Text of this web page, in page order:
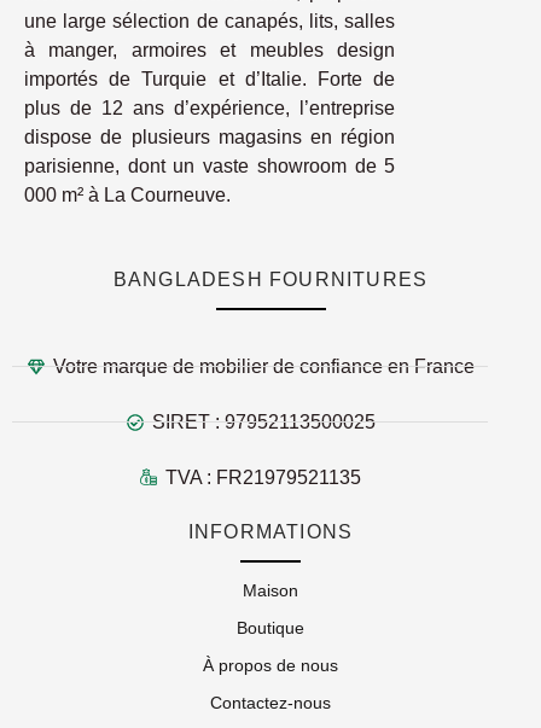
une large sélection de canapés, lits, salles
à manger, armoires et meubles design
importés de Turquie et d’Italie. Forte de
plus de 12 ans d’expérience, l’entreprise
dispose de plusieurs magasins en région
parisienne, dont un vaste showroom de 5
000 m² à La Courneuve.
BANGLADESH FOURNITURES
Votre marque de mobilier de confiance en France
SIRET : 97952113500025
TVA : FR21979521135
INFORMATIONS
Maison
Boutique
À propos de nous
Contactez-nous